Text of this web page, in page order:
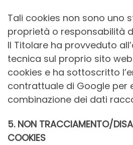
Tali cookies non sono uno
proprietà o responsabilità
Il Titolare ha provveduto
tecnica sul proprio sito
cookies e ha sottoscritto
contrattuale di Google per
combinazione dei dati
5. NON TRACCIAMENTO/
COOKIES